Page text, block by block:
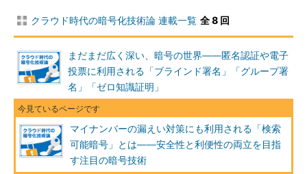
いった値をコンピューターに保存するときは、ハッシュを使え
かし「安全性を高める」という目的のためにそれをしてはいけ
ません。なぜなら最近のGPGPU（General-Purpose
computing on GPU）のハッシュを求める計算能力は極めて高
のシステムでは、1秒間にSHA-1ハッシュ関数を4.2×10
算できるそうです（参考リンク ）。
マイナンバーは12桁の数字からなります。ということは
GeForce GTX Titan X を使えば、最大10
クラウド時代の暗号化技術論 連載一覧 全 8 回
まだまだ広く深い、暗号の世界――匿名認証や電子
投票に利用される「ブラインド署名」「グループ署
名」「ゼロ知識証明」
マイナンバーの漏えい対策にも利用される「検索
可能暗号」とは――安全性と利便性の両立を目指
す注目の暗号技術